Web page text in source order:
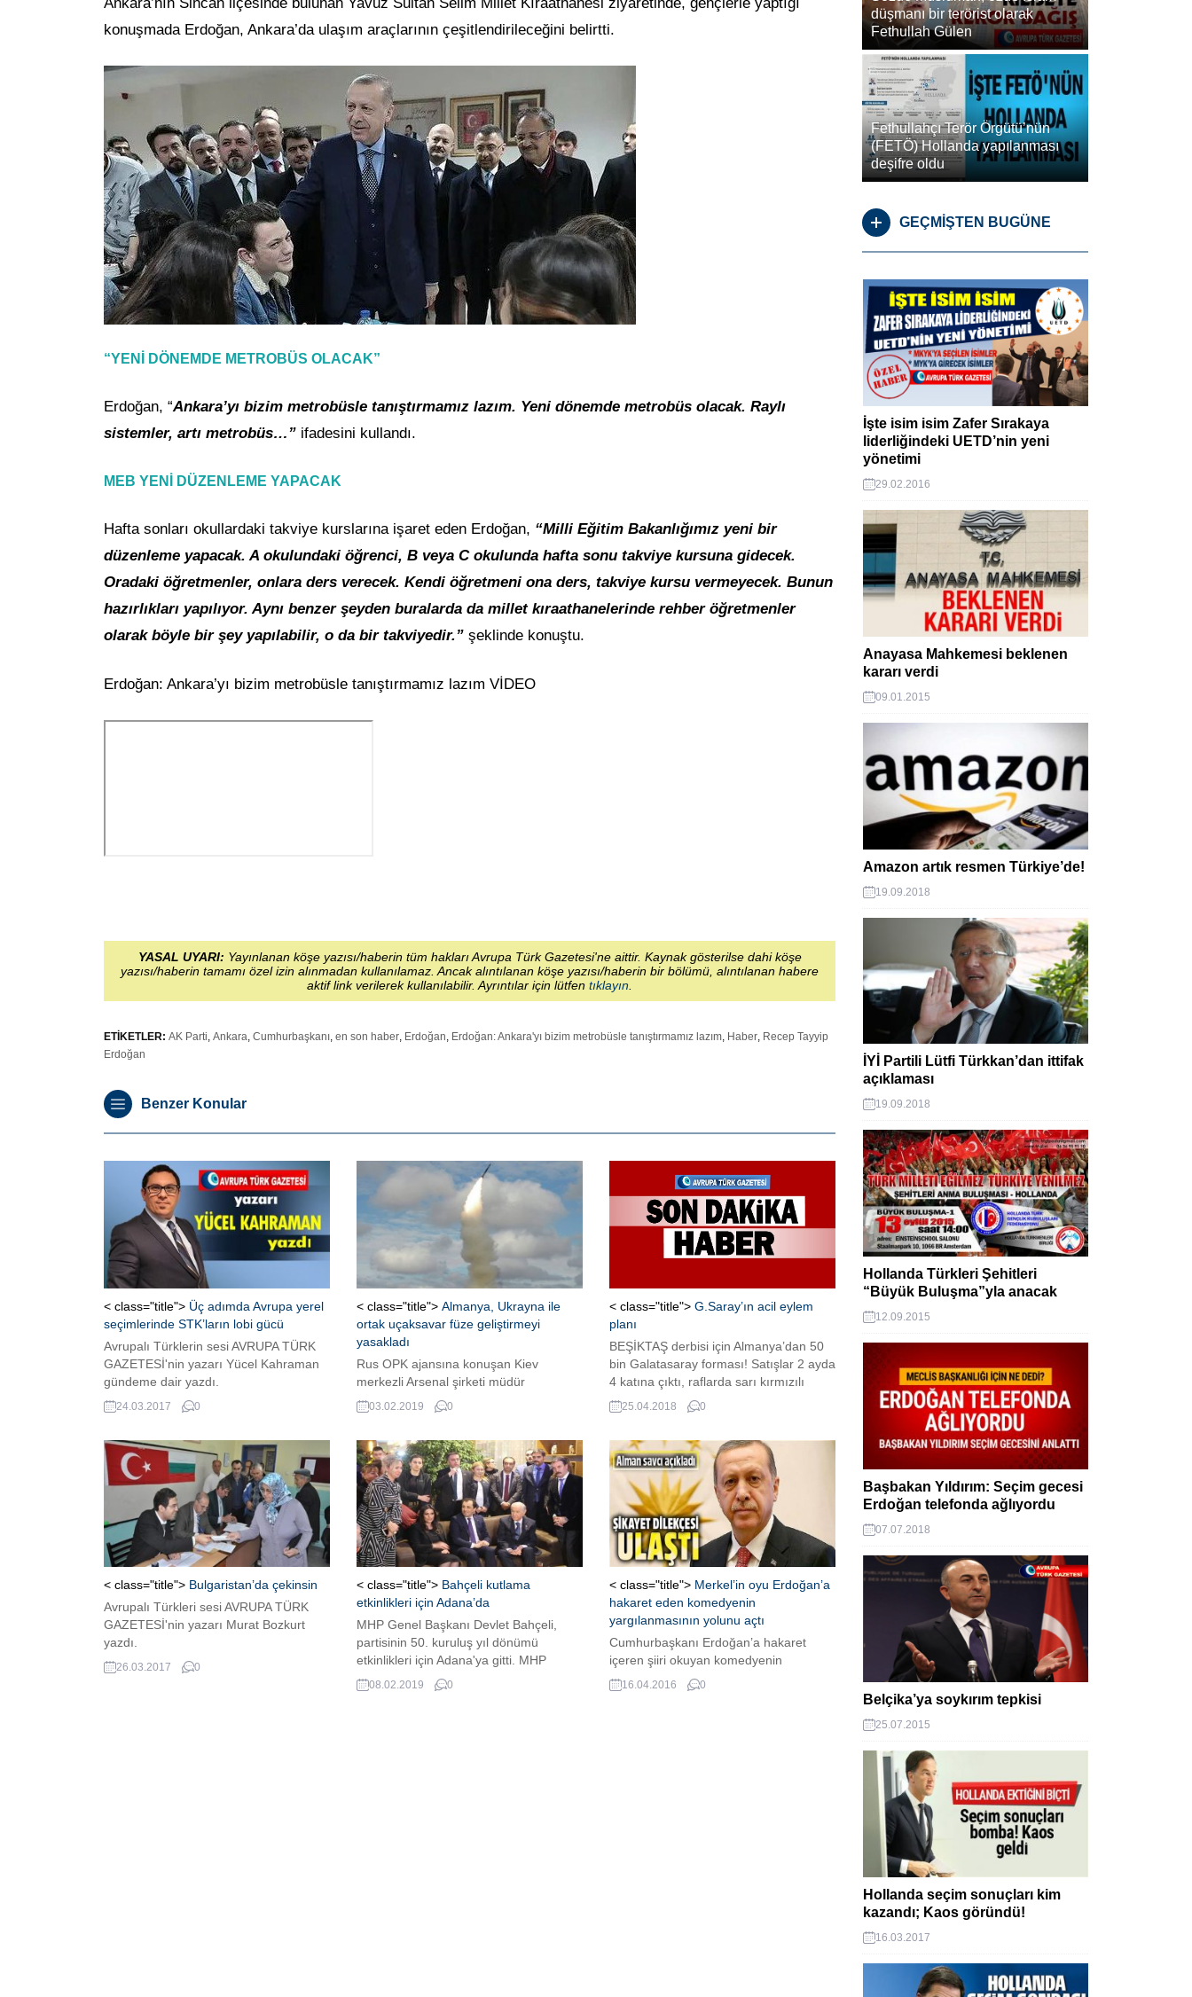
konuşmada Erdoğan, Ankara’da ulaşım araçlarının çeşitlendirileceğini belirtti.
“YENİ DÖNEMDE METROBÜS OLACAK”
Erdoğan, “Ankara’yı bizim metrobüsle tanıştırmamız lazım. Yeni dönemde metrobüs olacak. Raylı
sistemler, artı metrobüs…” ifadesini kullandı.
MEB YENİ DÜZENLEME YAPACAK
Hafta sonları okullardaki takviye kurslarına işaret eden Erdoğan, “Milli Eğitim Bakanlığımız yeni bir
düzenleme yapacak. A okulundaki öğrenci, B veya C okulunda hafta sonu takviye kursuna gidecek.
Oradaki öğretmenler, onlara ders verecek. Kendi öğretmeni ona ders, takviye kursu vermeyecek. Bunun
hazırlıkları yapılıyor. Aynı benzer şeyden buralarda da millet kıraathanelerinde rehber öğretmenler
olarak böyle bir şey yapılabilir, o da bir takviyedir.” şeklinde konuştu.
Erdoğan: Ankara’yı bizim metrobüsle tanıştırmamız lazım VİDEO
YASAL UYARI: Yayınlanan köşe yazısı/haberin tüm hakları Avrupa Türk Gazetesi'ne aittir. Kaynak gösterilse dahi köşe
yazısı/haberin tamamı özel izin alınmadan kullanılamaz. Ancak alıntılanan köşe yazısı/haberin bir bölümü, alıntılanan habere
aktif link verilerek kullanılabilir. Ayrıntılar için lütfen tıklayın.
ETİKETLER: AK Parti, Ankara, Cumhurbaşkanı, en son haber, Erdoğan, Erdoğan: Ankara'yı bizim metrobüsle tanıştırmamız lazım, Haber, Recep Tayyip
Erdoğan
Benzer Konular
< class="title"> Üç adımda Avrupa yerel
seçimlerinde STK’ların lobi gücü
Avrupalı Türklerin sesi AVRUPA TÜRK
GAZETESİ'nin yazarı Yücel Kahraman
gündeme dair yazdı.
24.03.2017 0
< class="title"> Almanya, Ukrayna ile
ortak uçaksavar füze geliştirmeyi
yasakladı
Rus OPK ajansına konuşan Kiev
merkezli Arsenal şirketi müdür
yardımcısı Aleksandr Kloçko, Alman
hükümetinin Rheinmetall şirketine
geliştirmeyi yasakladığını söyledi.
03.02.2019 0
< class="title"> G.Saray’ın acil eylem
planı
BEŞİKTAŞ derbisi için Almanya’dan 50
bin Galatasaray forması! Satışlar 2 ayda
4 katına çıktı, raflarda sarı kırmızılı
forma kalmadı… Galatasaray’ın teknik
direktör Fatih Terim önderliğinde
etmesi ilgiyi de iyiden iyiye artırdı.
Galatasaray Kulübü bu sezon şimdiden
toplamda 300 bin adet forma satış
rakamına ulaştı. GS...
25.04.2018 0
< class="title"> Bulgaristan’da çekinsin
Avrupalı Türkleri sesi AVRUPA TÜRK
GAZETESİ'nin yazarı Murat Bozkurt
yazdı.
26.03.2017 0
< class="title"> Bahçeli kutlama
etkinlikleri için Adana’da
MHP Genel Başkanı Devlet Bahçeli,
partisinin 50. kuruluş yıl dönümü
etkinlikleri için Adana'ya gitti. MHP
Genel Başkanı Bahçeli'nin, yarın
kutlamanın yapılacağı TÜYAP Adana
08.02.2019 0
< class="title"> Merkel’in oyu Erdoğan’a
hakaret eden komedyenin
yargılanmasının yolunu açtı
Cumhurbaşkanı Erdoğan’a hakaret
içeren şiiri okuyan komedyenin
yargılanmasıyla ilgili kararda Başbakanı
Merkel'in oyu belirleyici oldu. Dışişleri,
16.04.2016 0
düşmanı bir terörist olarak
Fethullah Gülen
Fethullahçı Terör Örgütü’nün
(FETÖ) Hollanda yapılanması
deşifre oldu
GEÇMİŞTEN BUGÜNE
İşte isim isim Zafer Sırakaya
liderliğindeki UETD’nin yeni
yönetimi
29.02.2016
Anayasa Mahkemesi beklenen
kararı verdi
09.01.2015
Amazon artık resmen Türkiye’de!
19.09.2018
İYİ Partili Lütfi Türkkan’dan ittifak
açıklaması
19.09.2018
Hollanda Türkleri Şehitleri
“Büyük Buluşma”yla anacak
12.09.2015
Başbakan Yıldırım: Seçim gecesi
Erdoğan telefonda ağlıyordu
07.07.2018
Belçika’ya soykırım tepkisi
25.07.2015
Hollanda seçim sonuçları kim
kazandı; Kaos göründü!
16.03.2017